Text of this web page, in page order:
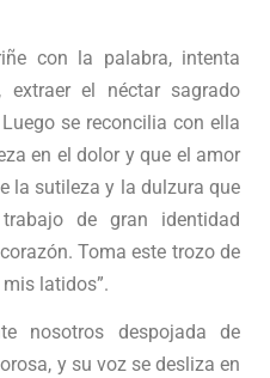
con la palabra, intenta
extraer el néctar sagrado
se reconcilia con ella
en el dolor y que el amor
la sutileza y la dulzura que
de gran identidad
Toma este trozo de
latidos”.
nosotros despojada de
y su voz se desliza en